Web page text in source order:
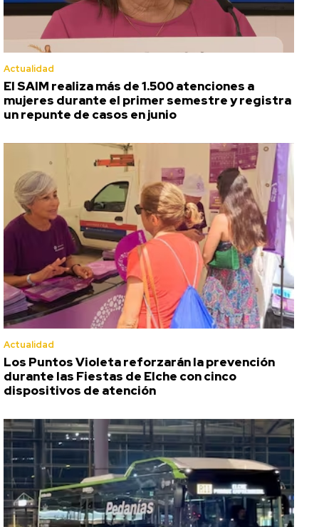
Actualidad
El SAIM realiza más de 1.500 atenciones a
mujeres durante el primer semestre y registra
un repunte de casos en junio
Actualidad
Los Puntos Violeta reforzarán la prevención
durante las Fiestas de Elche con cinco
dispositivos de atención